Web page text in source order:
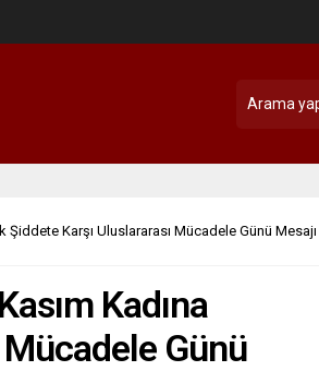
Şiddete Karşı Uluslararası Mücadele Günü Mesajı
Kadına
Günü